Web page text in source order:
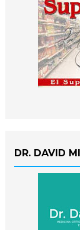
DR. DAVID